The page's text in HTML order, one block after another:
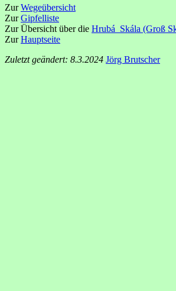
ZurWegeübersicht
ZurGipfelliste
Zur Übersicht über die Hrubá_Skála (Groß
ZurHauptseite
Zuletzt geändert: 8.3.2024 Jörg Brutscher